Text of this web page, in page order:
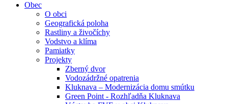
Obec
O obci
Geografická poloha
Rastliny a živočíchy
Vodstvo a klíma
Pamiatky
Projekty
Zberný dvor
Vodozádržné opatrenia
Kluknava – Modernizácia domu smútku
Green Point - Rozhľadňa Kluknava